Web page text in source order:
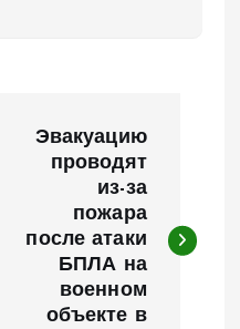
Эвакуацию
проводят
из-за
пожара
после атаки
БПЛА на
военном
объекте в